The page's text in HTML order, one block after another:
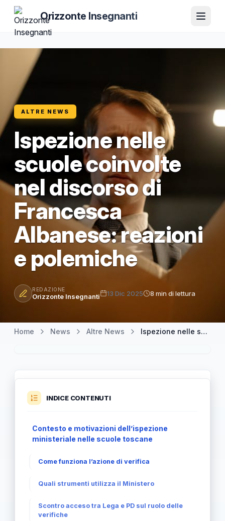
Orizzonte Insegnanti
ALTRE NEWS
Ispezione nelle
scuole coinvolte
nel discorso di
Francesca
Albanese: reazioni
e polemiche
REDAZIONE
Orizzonte Insegnanti 13 Dic 2025 8 min di lettura
Home News Altre News Ispezione nelle scuole coinvolte nel discorso di Francesca Albanese: reazioni e polemiche
INDICE CONTENUTI
Contesto e motivazioni dell’ispezione
ministeriale nelle scuole toscane
Come funziona l’azione di verifica
Quali strumenti utilizza il Ministero
Scontro acceso tra Lega e PD sul ruolo delle
verifiche